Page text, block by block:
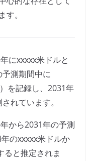
。
にxxxxx米ドルと
測期間中に
を記録し、2031年
れています。
から2031年の予測
のxxxxx米ドルか
ると推定されま